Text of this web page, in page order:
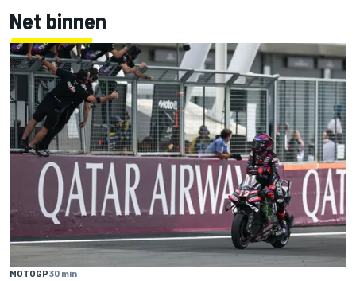
Net binnen
MOTOGP30 min